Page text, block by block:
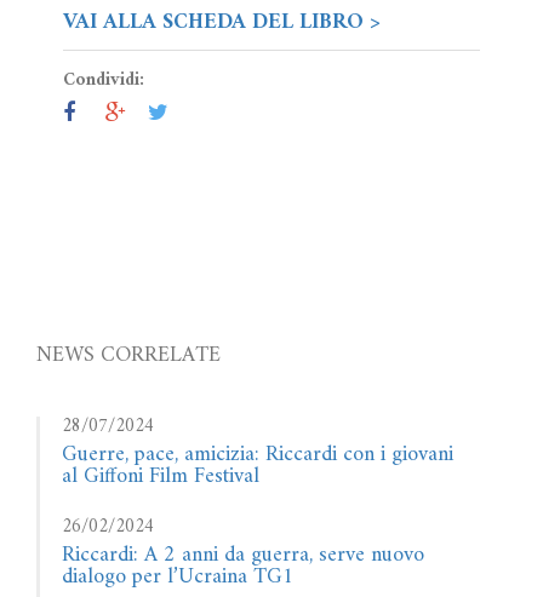
VAI ALLA SCHEDA DEL LIBRO >
Condividi:
NEWS CORRELATE
28/07/2024
Guerre, pace, amicizia: Riccardi con i giovani
al Giffoni Film Festival
26/02/2024
Riccardi: A 2 anni da guerra, serve nuovo
dialogo per l’Ucraina TG1